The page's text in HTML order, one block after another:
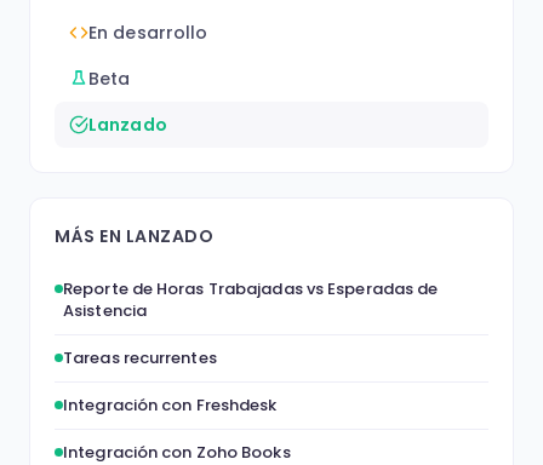
En desarrollo
Beta
Lanzado
MÁS EN LANZADO
Reporte de Horas Trabajadas vs Esperadas de
Asistencia
Tareas recurrentes
Integración con Freshdesk
Integración con Zoho Books